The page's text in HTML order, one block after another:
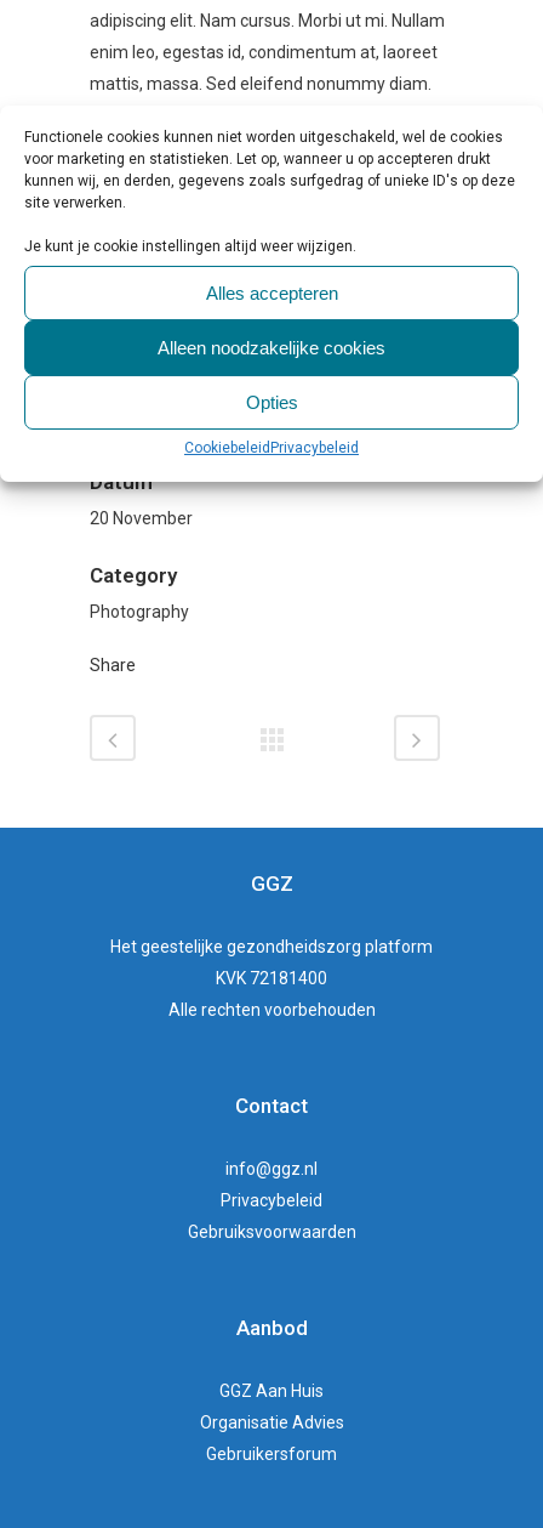
Functionele cookies kunnen niet worden uitgeschakeld, wel de cookies
voor marketing en statistieken. Let op, wanneer u op accepteren drukt
kunnen wij, en derden, gegevens zoals surfgedrag of unieke ID's op deze
site verwerken.
Je kunt je cookie instellingen altijd weer wijzigen.
Alles accepteren
Alleen noodzakelijke cookies
Opties
Cookiebeleid Privacybeleid
adipiscing elit. Nam cursus. Morbi ut mi. Nullam
enim leo, egestas id, condimentum at, laoreet
mattis, massa. Sed eleifend nonummy diam.
bibendum at, posuere sit amet, nibh. Duis
tincidunt lectus quis dui viverra vestibulum.
Suspendisse vulputate aliquam dui.Excepteur
sint occaecat cupidatat non proident, sunt in
culpa qui officia deserunt mollit anim id est
Lorem ipsum dolor sit amet
Datum
20 November
Category
Photography
Share
GGZ
Hetgeestelijke gezondheidszorg platform
KVK 72181400
Alle rechten voorbehouden
Contact
info@ggz.nl
Privacybeleid
Gebruiksvoorwaarden
Aanbod
GGZ Aan Huis
Organisatie Advies
Gebruikersforum